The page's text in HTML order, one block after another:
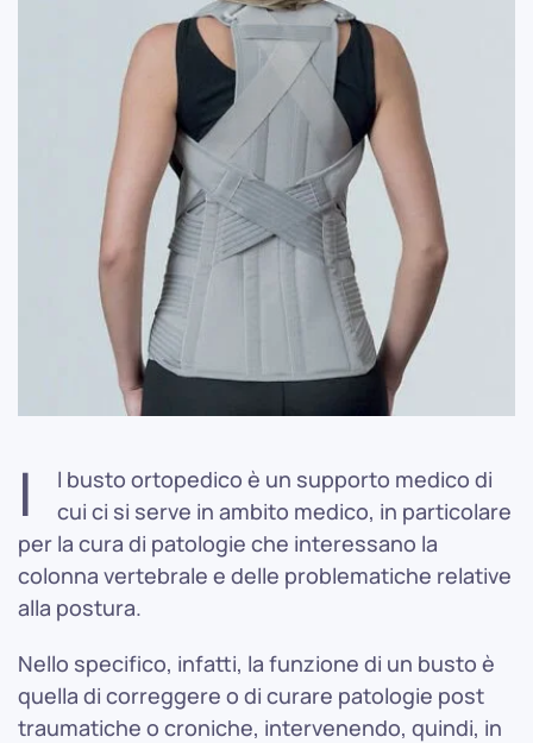
I
l busto ortopedico è un supporto medico di
cui ci si serve in ambito medico, in particolare
per la cura di patologie che interessano la
colonna vertebrale e delle problematiche relative
alla postura.
Nello specifico, infatti, la funzione di un busto è
quella di correggere o di curare patologie post
traumatiche o croniche, intervenendo, quindi, in